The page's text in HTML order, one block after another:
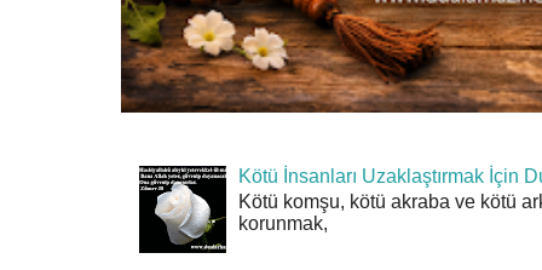
Kötü İnsanları Uzaklaştırmak İçin
Kötü komşu, kötü akraba ve kötü
korunmak,